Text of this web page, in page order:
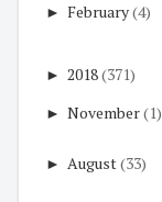
► February(4)
► 2018(371)
► November(1)
► August(33)